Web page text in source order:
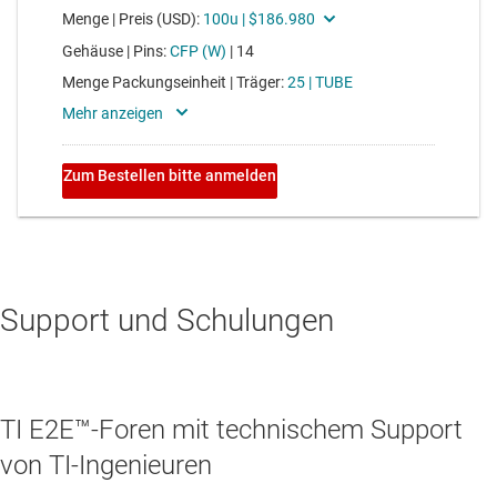
Support und Schulungen
TI E2E™-Foren mit technischem Support
von TI-Ingenieuren